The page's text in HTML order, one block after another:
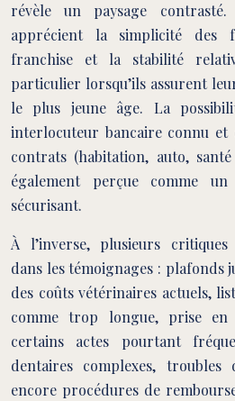
révèle un paysage
apprécient la simplicité des
franchise et la stabilité
particulier lorsqu’ils assurent
le plus jeune âge. La
interlocuteur bancaire connu
contrats (habitation, auto,
également perçue comme
sécurisant.
À l’inverse, plusieurs
dans les témoignages : plafonds
des coûts vétérinaires actuels,
comme trop longue, prise en
certains actes pourtant
dentaires complexes, troubles
encore procédures de